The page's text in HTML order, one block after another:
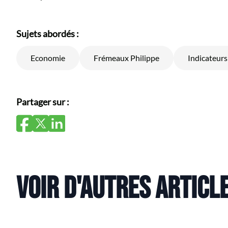
Sujets abordés :
Economie Frémeaux Philippe Indicateurs
Partager sur :
VOIR D'AUTRES